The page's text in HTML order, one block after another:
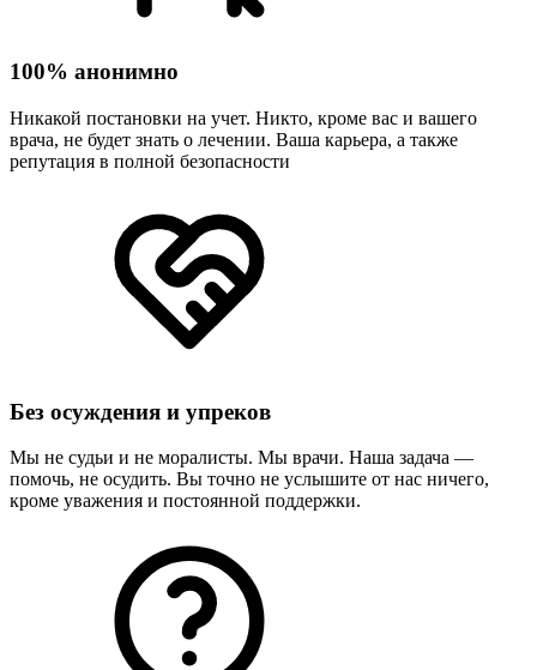
100% анонимно
Никакой постановки на учет. Никто, кроме вас и вашего
врача, не будет знать о лечении. Ваша карьера, а также
репутация в полной безопасности
Без осуждения и упреков
Мы не судьи и не моралисты. Мы врачи. Наша задача —
помочь, не осудить. Вы точно не услышите от нас ничего,
кроме уважения и постоянной поддержки.